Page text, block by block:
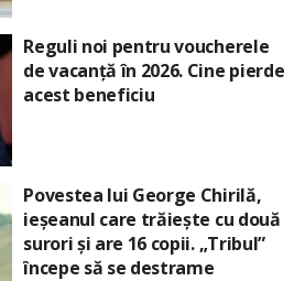
Reguli noi pentru voucherele
de vacanță în 2026. Cine pierde
acest beneficiu
Povestea lui George Chirilă,
ieșeanul care trăiește cu două
surori și are 16 copii. „Tribul”
începe să se destrame